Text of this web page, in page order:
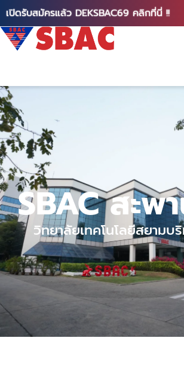
เปิดรับสมัครแล้ว DEKSBAC69 คลิกที่นี่ !!
SBAC สะพ
วิทยาลัยเทคโนโลยีสยามบ